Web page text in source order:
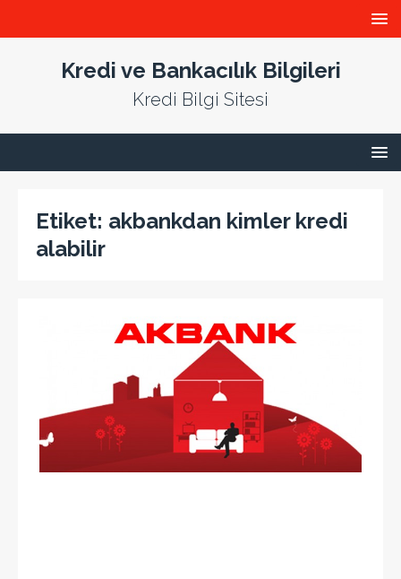
Kredi ve Bankacılık Bilgileri
Kredi Bilgi Sitesi
Etiket: akbankdan kimler kredi
alabilir